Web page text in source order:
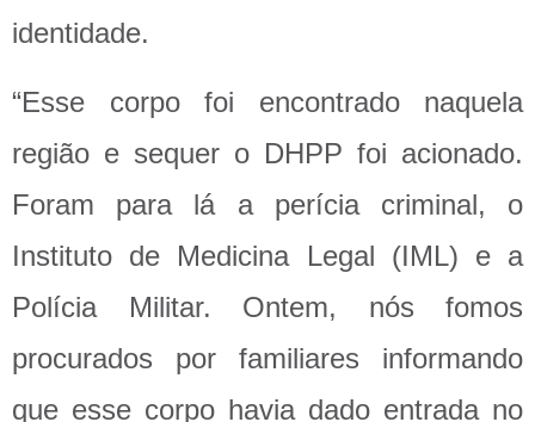
identidade.
“Esse corpo foi encontrado naquela
região e sequer o DHPP foi acionado.
Foram para lá a perícia criminal, o
Instituto de Medicina Legal (IML) e a
Polícia Militar. Ontem, nós fomos
procurados por familiares informando
que esse corpo havia dado entrada no